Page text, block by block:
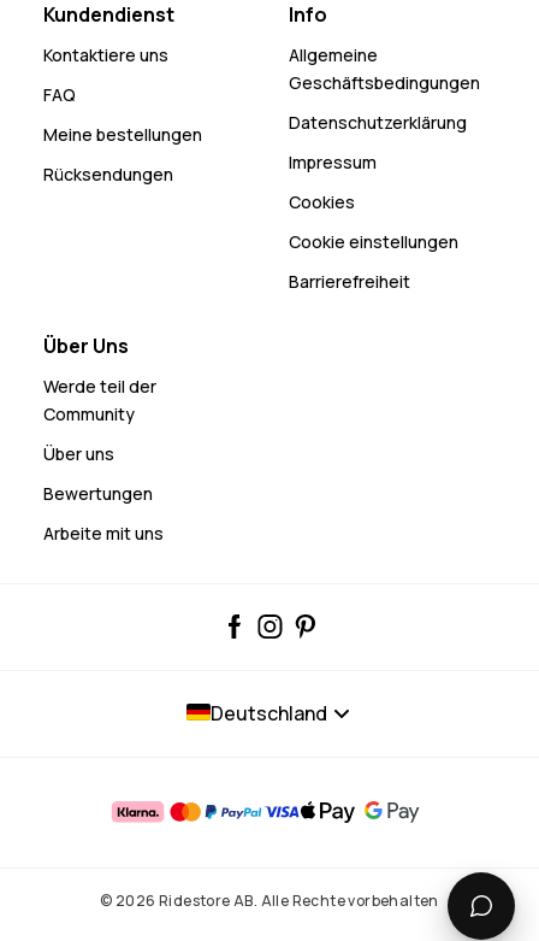
Kundendienst
Kontaktiere uns
FAQ
Meine bestellungen
Rücksendungen
Info
Allgemeine
Geschäftsbedingungen
Datenschutzerklärung
Impressum
Cookies
Cookie einstellungen
Barrierefreiheit
Über Uns
Werde teil der
Community
Über uns
Bewertungen
Arbeite mit uns
Deutschland
© 2026 Ridestore AB. Alle Rechte vorbehalten